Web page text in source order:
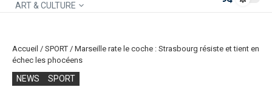
ART & CULTURE
Accueil / SPORT / Marseille rate le coche : Strasbourg résiste et tient en
échec les phocéens
NEWS SPORT